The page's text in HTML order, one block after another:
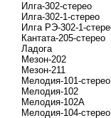
Илга-302-стерео
Илга-302-1-стерео
Илга РЭ-302-1-
Кантата-205-стерео
Ладога
Мезон-202
Мезон-211
Мелодия-101-стерео
Мелодия-102
Мелодия-102А
Мелодия-104-стерео